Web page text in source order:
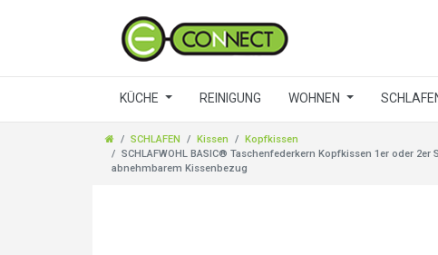
KÜCHE REINIGUNG WOHNEN
SCHLAFEN Kissen
Kopfkissen
SCHLAFWOHL BASIC® Taschenfederkern Kopfkissen 1er oder
abnehmbarem Kissenbezug